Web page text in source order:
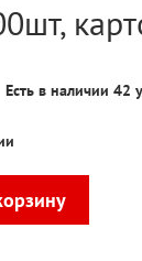
Есть в наличии42